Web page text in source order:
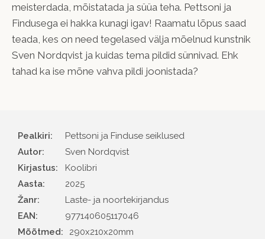
meisterdada, mõistatada ja süüa teha. Pettsoni ja
Findusega ei hakka kunagi igav! Raamatu lõpus saad
teada, kes on need tegelased välja mõelnud kunstnik
Sven Nordqvist ja kuidas tema pildid sünnivad. Ehk
tahad ka ise mõne vahva pildi joonistada?
Pealkiri:
Pettsoni ja Finduse seiklused
Autor
Sven Nordqvist
Kirjastus
Koolibri
Aasta
2025
Žanr
Laste- ja noortekirjandus
EAN
977140605117046
Mõõtmed:
290x210x20mm